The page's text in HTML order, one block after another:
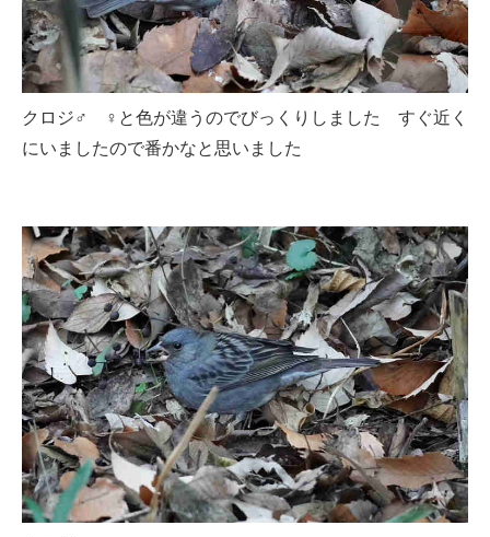
クロジ♂ ♀と色が違うのでびっくりしました すぐ近く
にいましたので番かなと思いました